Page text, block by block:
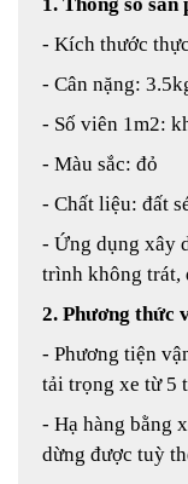
- Kích thước
- Cân nặng:
- Số viên 1m2:
- Màu sắc: đỏ
- Chất liệu: đất
- Ứng dụng xây
trình không trát,
2. Phương thức
- Phương tiện
tải trọng xe từ 5
- Hạ hàng bằng
dừng được tuỳ